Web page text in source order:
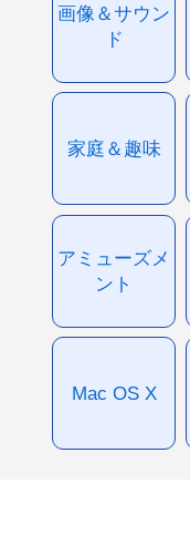
画像＆サウン
ド
家庭＆趣味
アミューズメ
ント
Mac OS X